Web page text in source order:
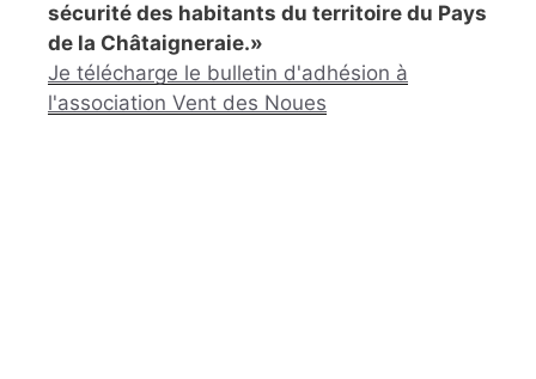
sécurité des habitants du territoire du Pays
de la Châtaigneraie.»
Je télécharge le bulletin d'adhésion à
l'association Vent des Noues